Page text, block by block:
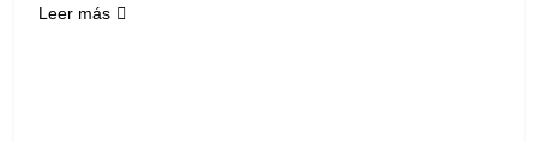
Leer más